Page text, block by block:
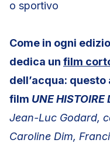
o sportivo
Come in ogni
dedica un film
dell’acqua:
film UNE HISTOIRE
Jean-Luc Godard,
Caroline Dim,